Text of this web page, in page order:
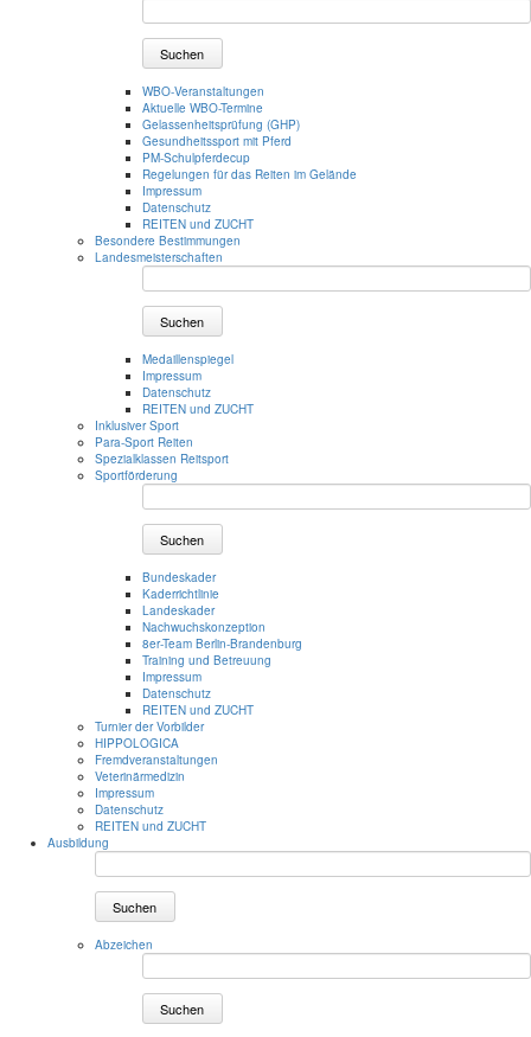
Suchen
WBO-Veranstaltungen
Aktuelle WBO-Termine
Gelassenheitsprüfung (GHP)
Gesundheitssport mit Pferd
PM-Schulpferdecup
Regelungen für das Reiten im Gelände
Impressum
Datenschutz
REITEN und ZUCHT
Besondere Bestimmungen
Landesmeisterschaften
Suchen
Medaillenspiegel
Impressum
Datenschutz
REITEN und ZUCHT
Inklusiver Sport
Para-Sport Reiten
Spezialklassen Reitsport
Sportförderung
Suchen
Bundeskader
Kaderrichtlinie
Landeskader
Nachwuchskonzeption
8er-Team Berlin-Brandenburg
Training und Betreuung
Impressum
Datenschutz
REITEN und ZUCHT
Turnier der Vorbilder
HIPPOLOGICA
Fremdveranstaltungen
Veterinärmedizin
Impressum
Datenschutz
REITEN und ZUCHT
Ausbildung
Suchen
Abzeichen
Suchen